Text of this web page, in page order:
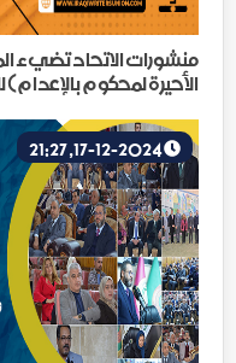
منشورات الاتحاد تضيء
الأحيرة لمحكوم بالإعدام)